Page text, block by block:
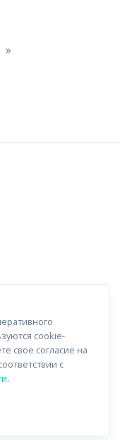
»
cookie-
свое согласие на
с
.